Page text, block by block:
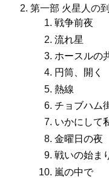
第一部 火星人の
戦争前夜
流れ星
ホースルの
円筒、開く
熱線
チョブハム
いかにして
金曜日の夜
戦いの始ま
嵐の中で